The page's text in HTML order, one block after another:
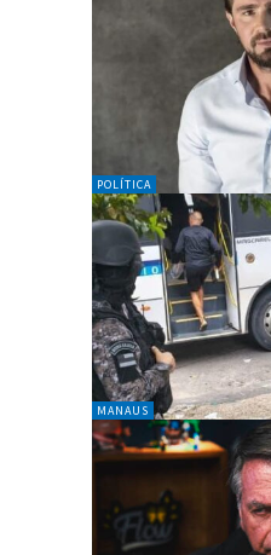
POLÍTICA
MANAUS